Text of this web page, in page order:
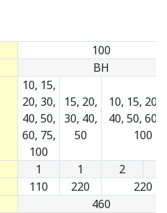
100
BH
10, 15,
20, 30,
40, 50,
60, 75,
100
15, 20,
30, 40,
50
10, 15, 20,
40, 50, 60,
100
1 1 2
110 220
220
460